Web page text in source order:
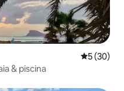
5 de uma
5 (30)
& piscina